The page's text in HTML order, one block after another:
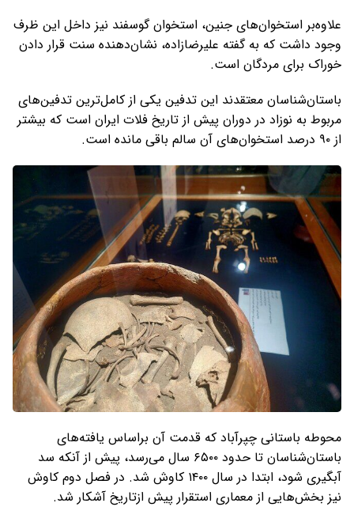
علاوه‌بر استخوان‌های جنین، استخوان گوسفند نیز داخل این ظرف
وجود داشت که به گفته علیرضازاده، نشان‌دهنده سنت قرار دادن
خوراک برای مردگان است.
باستان‌شناسان معتقدند این تدفین یکی از کامل‌ترین تدفین‌های
مربوط به نوزاد در دوران پیش از تاریخ فلات ایران است که بیشتر
از ۹۰ درصد استخوان‌های آن سالم باقی مانده است.
محوطه باستانی چپرآباد که قدمت آن براساس یافته‌های
باستان‌شناسان تا حدود ۶۵۰۰ سال می‌رسد، پیش از آنکه سد
آبگیری شود، ابتدا در سال ۱۴۰۰ کاوش شد. در فصل دوم کاوش
نیز بخش‌هایی از معماری استقرار پیش ازتاریخ آشکار شد.